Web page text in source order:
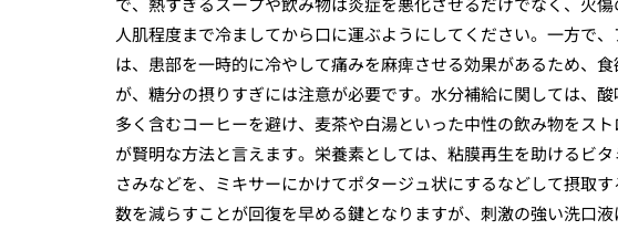
人肌程度まで冷ましてから口に運ぶようにしてください。一方で
は、患部を一時的に冷やして痛みを麻痺させる効果があるため、
が、糖分の摂りすぎには注意が必要です。水分補給に関しては、
多く含むコーヒーを避け、麦茶や白湯といった中性の飲み物をス
が賢明な方法と言えます。栄養素としては、粘膜再生を助けるビ
さみなどを、ミキサーにかけてポタージュ状にするなどして摂取
数を減らすことが回復を早める鍵となりますが、刺激の強い洗口